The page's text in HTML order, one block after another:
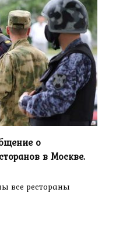
о
в Москве.
все рестораны